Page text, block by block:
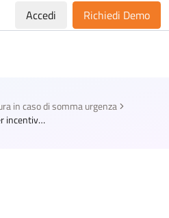
Accedi Richiedi Demo
in caso di somma urgenza
Decreto Infrastrutture: novità per incentivi tecnici e appalti di somma urgenza